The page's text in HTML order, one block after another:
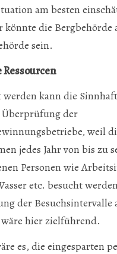
am besten
könnte die Bergbehörde
sein.
Ressourcen
werden kann die
der
weil
jedes Jahr von bis zu
Personen wie
etc. besucht
der Besuchsintervalle
hier zielführend.
es, die eingesparten